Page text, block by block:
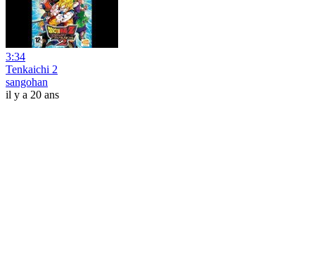
3:34
Tenkaichi 2
sangohan
il y a 20 ans